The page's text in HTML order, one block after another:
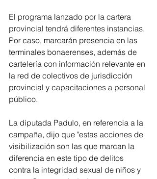
El programa lanzado por la cartera
provincial tendrá diferentes instancias.
Por caso, marcarán presencia en las
terminales bonaerenses, además de
cartelería con información relevante en
la red de colectivos de jurisdicción
provincial y capacitaciones a personal
público.
La diputada Padulo, en referencia a la
campaña, dijo que "estas acciones de
visibilización son las que marcan la
diferencia en este tipo de delitos
contra la integridad sexual de niños y